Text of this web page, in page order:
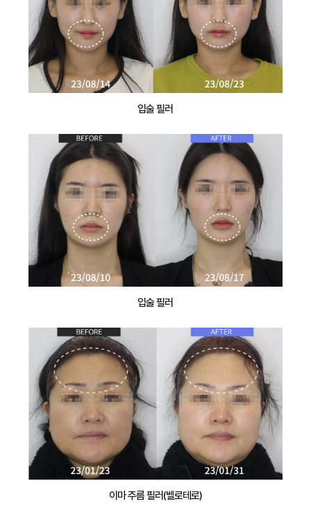
입술 필러
입술 필러
이마 주름 필러(벨로테로)